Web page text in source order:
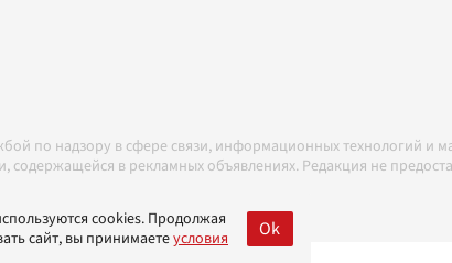
по надзору в сфере связи, информационных технологий и
содержащейся в рекламных объявлениях. Редакция не
с Правилами
cookies. Продолжая
сайт, вы принимаетеусловия Ok